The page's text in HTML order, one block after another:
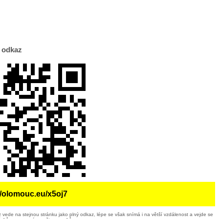
x5oj7
vede na stejnou stránku jako plný odkaz, lépe se však snímá i na větší vzdálenost a vejde se